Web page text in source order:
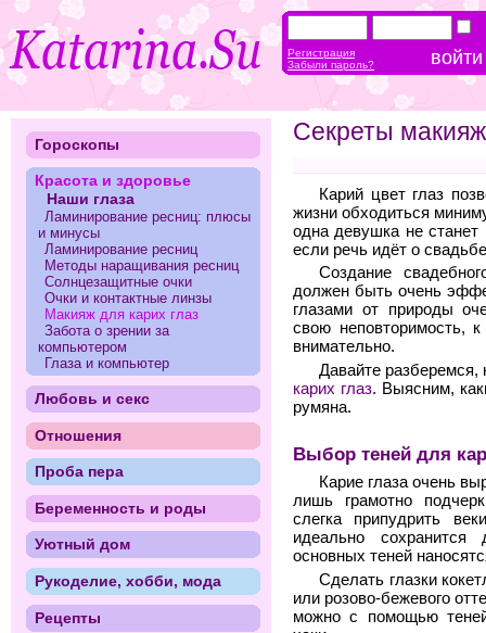
Секреты
Карий цвет глаз
жизни обходиться
одна девушка не станет
если речь идёт о
Создание
должен быть очень
глазами от природы
свою неповторимость,
внимательно.
Давайте разберемся,
карих глаз. Выясним,
румяна.
Выбор теней для
Карие глаза очень
лишь грамотно
слегка припудрить
идеально
основных теней
Сделать глазки
или розово-бежевого
можно с помощью
Гороскопы
Красота и здоровье
Наши глаза
Ламинирование ресниц: плюсы
и минусы
Ламинирование ресниц
Методы наращивания ресниц
Солнцезащитные очки
Очки и контактные линзы
Макияж для карих глаз
Забота о зрении за
компьютером
Глаза и компьютер
Любовь и секс
Отношения
Проба пера
Беременность и роды
Уютный дом
Рукоделие, хобби, мода
Рецепты
Регистрация
Забыли пароль?